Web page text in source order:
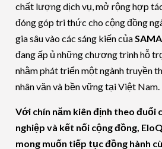
chất lượng dịch vụ, mở rộng hợp
đóng góp tri thức cho cộng đồng
gia sâu vào các sáng kiến củaSAMA
đang ấp ủ những chương trình hỗ
nhằm phát triển một ngành truyền
nhân văn và bền vững tại Việt Nam.
Với chín năm kiên định theo đuổi
nghiệp và kết nối cộng đồng,
mong muốn tiếp tục đồng hành